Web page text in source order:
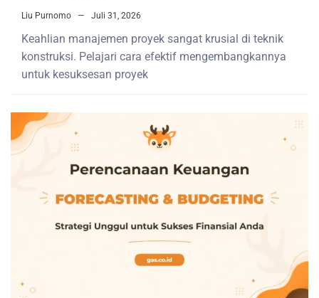
Liu Purnomo Juli 31, 2026
Keahlian manajemen proyek sangat krusial di teknik
konstruksi. Pelajari cara efektif mengembangkannya
untuk kesuksesan proyek